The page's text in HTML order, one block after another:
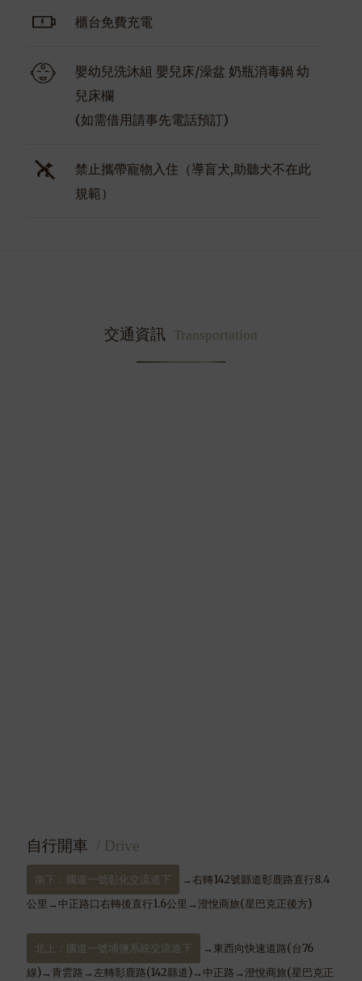
櫃台免費充電
嬰幼兒洗沐組 嬰兒床/澡盆 奶瓶消毒鍋 幼
兒床欄
(如需借用請事先電話預訂)
禁止攜帶寵物入住（導盲犬,助聽犬不在此
規範）
交通資訊 Transportation
自行開車 / Drive
南下：國道一號彰化交流道下
→右轉142號縣道彰鹿路直行8.4
公里→中正路口右轉後直行1.6公里→澄悅商旅(星巴克正後方)
北上：國道一號埔鹽系統交流道下
→東西向快速道路(台76
線)→青雲路→左轉彰鹿路(142縣道)→中正路→澄悅商旅(星巴克正